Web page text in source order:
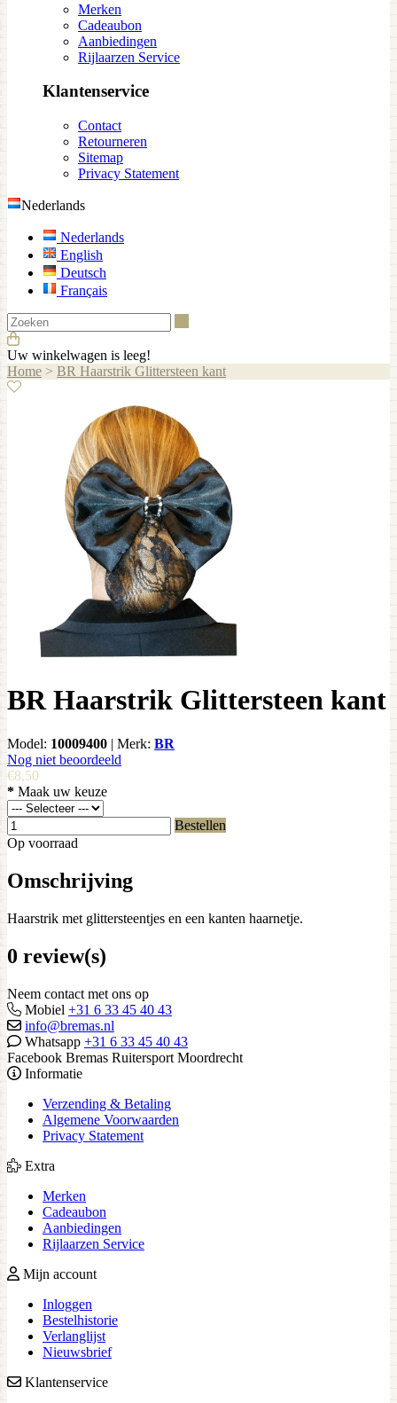
Merken
Cadeaubon
Aanbiedingen
Rijlaarzen Service
Klantenservice
Contact
Retourneren
Sitemap
Privacy Statement
Nederlands
Nederlands
English
Deutsch
Français
Uw winkelwagen is leeg!
Home > BR Haarstrik Glittersteen kant
BR Haarstrik Glittersteen kant
Model: 10009400 | Merk: BR
Nog niet beoordeeld
€8,50
* Maak uw keuze
Bestellen
Op voorraad
Omschrijving
Haarstrik met glittersteentjes en een kanten haarnetje.
0 review(s)
Neem contact met ons op
Mobiel +31 6 33 45 40 43
info@bremas.nl
Whatsapp +31 6 33 45 40 43
Facebook Bremas Ruitersport Moordrecht
Informatie
Verzending & Betaling
Algemene Voorwaarden
Privacy Statement
Extra
Merken
Cadeaubon
Aanbiedingen
Rijlaarzen Service
Mijn account
Inloggen
Bestelhistorie
Verlanglijst
Nieuwsbrief
Klantenservice